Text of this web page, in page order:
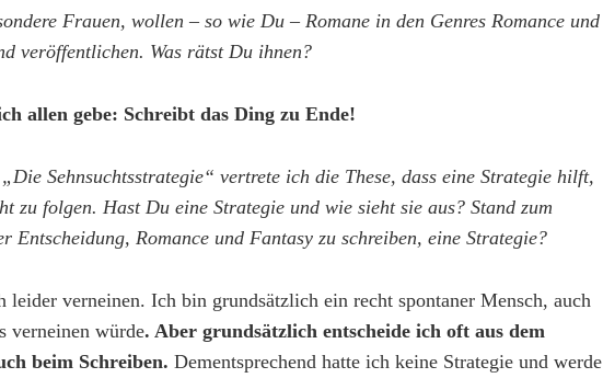
Frauen, wollen – so wie Du – Romane in den Genres Romance und
veröffentlichen. Was rätst Du ihnen?
allen gebe: Schreibt das Ding zu Ende!
Sehnsuchtsstrategie“ vertrete ich die These, dass eine Strategie hilft,
zu folgen. Hast Du eine Strategie und wie sieht sie aus? Stand zum
Entscheidung, Romance und Fantasy zu schreiben, eine Strategie?
leider verneinen. Ich bin grundsätzlich ein recht spontaner Mensch, auch
verneinen würde. Aber grundsätzlich entscheide ich oft aus dem
beim Schreiben. Dementsprechend hatte ich keine Strategie und werde